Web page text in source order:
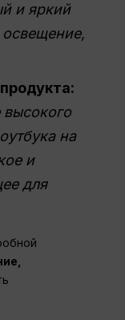
и яркий
высокого
на
и
для